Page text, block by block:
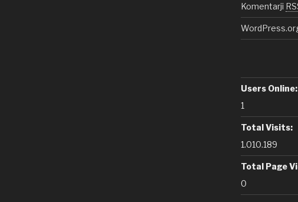
Komentarji
Users Online:
1
Total Visits:
1.010.189
Total Page
0